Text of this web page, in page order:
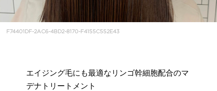
F74401DF-2AC6-4BD2-8170-F4155C552E43
エイジング毛にも最適なリンゴ幹細胞配合のマ
デナトリートメント